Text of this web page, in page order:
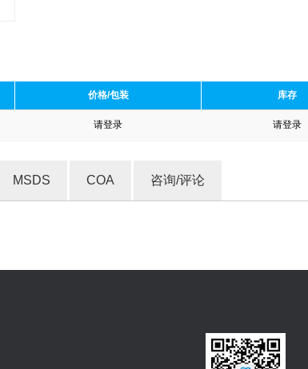
价格/包装 库存
请登录 请登录
MSDS COA 咨询/评论